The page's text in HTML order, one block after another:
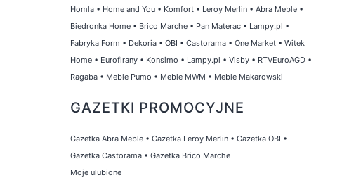
Homla • Home and You • Komfort • Leroy Merlin • Abra Meble •
Biedronka Home • Brico Marche • Pan Materac • Lampy.pl •
Fabryka Form • Dekoria • OBI • Castorama • One Market • Witek
Home • Eurofirany • Konsimo • Lampy.pl • Visby • RTVEuroAGD •
Ragaba • Meble Pumo • Meble MWM • Meble Makarowski
GAZETKI PROMOCYJNE
Gazetka Abra Meble • Gazetka Leroy Merlin • Gazetka OBI •
Gazetka Castorama • Gazetka Brico Marche
Moje ulubione